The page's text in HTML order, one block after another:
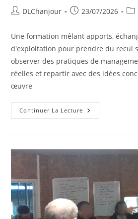
Auteur/autrice
la
DLChanjour
Publication
23/07/2026
Une formation mêlant apports,
d'exploitation pour prendre du recul
observer des pratiques de
réelles et repartir avec des idées
œuvre
Continuer La Lecture Pour
Aller
Management
La